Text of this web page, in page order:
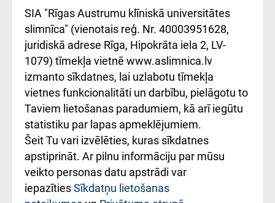
atsauksmju/sūdzību
iesniegšanas
kārtība
Kā pie mums nokļūt
Rēķinu apmaksas
ceļvedis
Rekvizīti un
ārstniecības
iestādes kods
Підтримка Східної
лікарні та співпраця з
Україною
SIA "Rīgas Austrumu klīniskā universitātes
slimnīca" (vienotais reģ. Nr. 40003951628,
juridiskā adrese Rīga, Hipokrāta iela 2, LV-
1079) tīmekļa vietnē www.aslimnica.lv
izmanto sīkdatnes, lai uzlabotu tīmekļa
vietnes funkcionalitāti un darbību, pielāgotu to
Taviem lietošanas paradumiem, kā arī iegūtu
statistiku par lapas apmeklējumiem.
Šeit Tu vari izvēlēties, kuras sīkdatnes
apstiprināt. Ar pilnu informāciju par mūsu
veikto personas datu apstrādi var
iepazītiesSīkdatņu lietošanas